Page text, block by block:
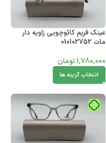
عینک فریم کائوچویی زاویه دار
مات 010102752
1,780,000تومان
انتخاب گزینه ها